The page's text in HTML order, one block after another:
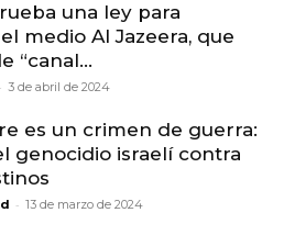
una ley para
medio Al Jazeera, que
“canal...
- 3 de abril de 2024
es un crimen de guerra:
genocidio israelí contra
- 13 de marzo de 2024